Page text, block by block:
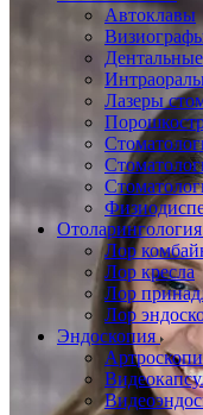
Автоклавы
Лазеры
Отоларингология
Лор
Лор кресла
Лор
Лор
Эндоскопия